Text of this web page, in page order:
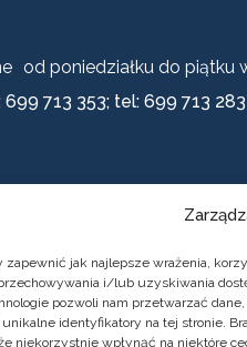
zapewnić jak najlepsze wrażenia,
i/lub uzyskiwania
pozwoli nam przetwarzać
identyfikatory na tej stronie.
niekorzystnie wpłynąć na niektóre
od poniedziałku do piątku
699 713 353; tel: 699 713 283